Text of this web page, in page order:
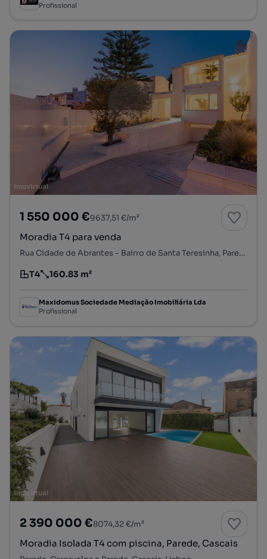
Profissional
1 550 000 €9637,51 €/m²
Moradia T4 para venda
Rua Cidade de Abrantes - Bairro de Santa Teresinha, Parede, Carcavelos e Parede, Cascais, Lisboa
Tipologia
T4
Preço por metro quadrado
160.83 m²
Maxidomus Sociedade Mediação Imobiliária Lda
Profissional
2 390 000 €8074,32 €/m²
Moradia Isolada T4 com piscina, Parede, Cascais